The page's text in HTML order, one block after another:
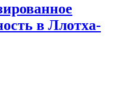
в Ллотха-